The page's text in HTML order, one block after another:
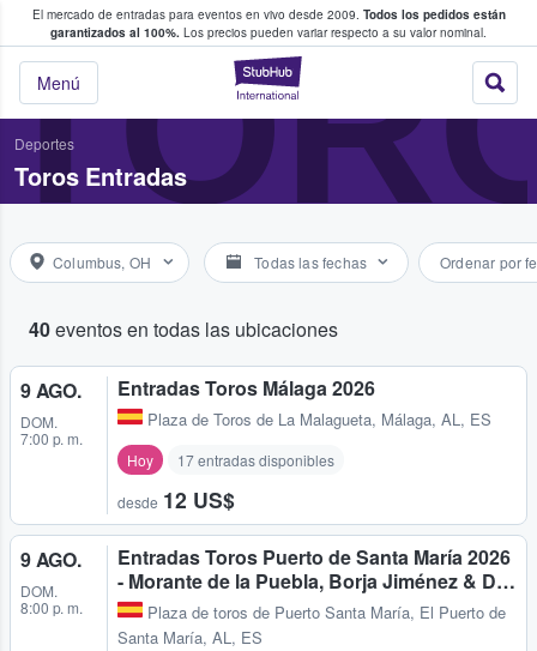
El mercado de entradas para eventos en vivo desde 2009. Todos los pedidos están
garantizados al 100%. Los precios pueden variar respecto a su valor nominal.
StubHub:
Menú
y venta de entradas entre fans
Deportes
Toros Entradas
Columbus, OH Todas las fechas Ordenar por
40eventos en todas las ubicaciones
9 AGO.
DOM.
7:00 p. m.
Entradas Toros Málaga 2026
Plaza de Toros de La Malagueta, Málaga, AL, ES
Hoy 17 entradas disponibles
desde 12 US$
9 AGO.
DOM.
8:00 p. m.
Entradas Toros Puerto de Santa María 2026
- Morante de la Puebla, Borja Jiménez & D…
Plaza de toros de Puerto Santa María, El Puerto de
Santa María, AL, ES